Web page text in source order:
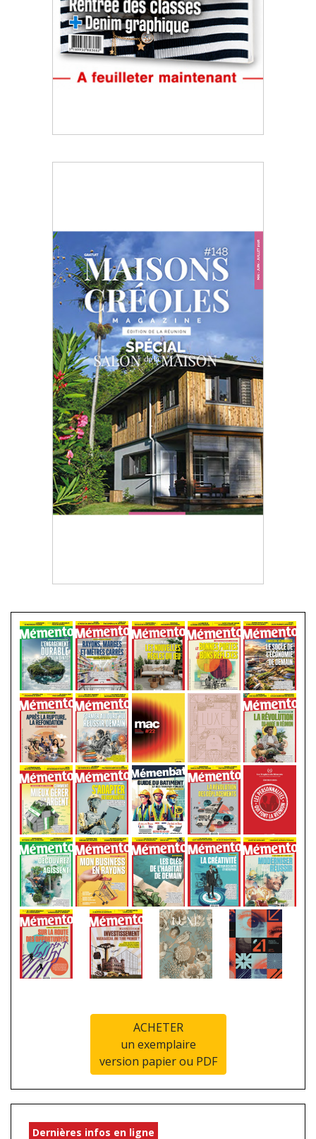
ACHETER
un exemplaire
version papier ou PDF
Dernières infos en ligne